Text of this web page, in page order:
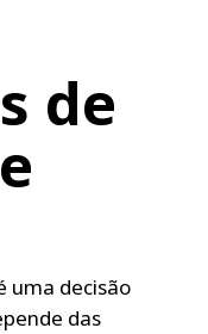
de
uma decisão
das